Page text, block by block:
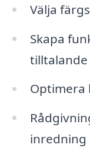
Välja
Skapa
Optimera
inredning